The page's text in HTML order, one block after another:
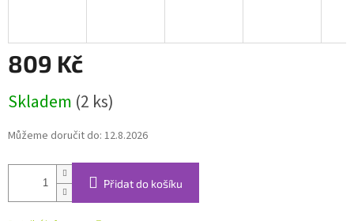
809 Kč
cena:
Skladem (2 ks)
Můžeme doručit do: 12.8.2026
Přidat do košíku